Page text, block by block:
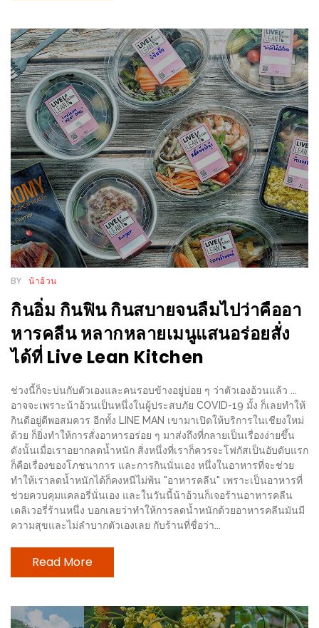
EVENT
ที่
ต้อง
ห้าม
พลาด
สำหรับ
ฤดู
หนาว
นี้
กับ
PING
FAI
FESTIVAL
–
ช็อป
เพลิน
HFG
E-
NEWS
GAME
(SABAI
SEAFOOD)
HOMEPRO
FAIR
เชียงใหม่
BY น้าอ้วน
กินอิ่ม กินฟิน กินสบายจนลืมไปว่าคืออา
หารคลีน หลากหลายเมนูแสนอร่อยสั่ง
ได้ที่ Live Lean Kitchen
ช่วงนี้ก็จะบ่นกับตัวเองและคนรอบข้างอยู่บ่อย ๆ ว่าตัวเองอ้วนแล้ว ...
อาจจะเพราะน้าอ้วนเป็นหนึ่งในผู้ประสบภัย COVID-19 มั้ง ก็เลยทำให้
กินดีอยู่ดีพอสมควร อีกทั้ง LINE MAN เขามาเปิดให้บริการในเชียงใหม่
ด้วย ก็ยิ่งทำให้การสั่งอาหารอร่อย ๆ มาส่งถึงที่กลายเป็นเรื่องง่ายขึ้น
ดังนั้นเมื่อเราอยากลดน้ำหนัก สิ่งหนึ่งที่เราก็ควรจะโฟกัสเป็นอับดับแรก
ก็คือเรื่องของโภชนาการ และการกินนั่นเอง หนึ่งในอาหารที่จะช่วย
ทำให้เราลดน้ำหนักได้ก็คงหนีไม่พ้น "อาหารคลีน" เพราะเป็นอาหารที่
ช่วยควบคุมแคลอรี่นั่นเอง และในวันนี้น้าอ้วนก็เจอร้านอาหารคลีน
เดลิเวอรี่ร้านหนึ่ง บอกเลยว่าทำให้การลดน้ำหนักด้วยอาหารคลีนมันมี
ความสุขและไม่ลำบากตัวเองเลย กับร้านที่ชื่อว่า...
Read More